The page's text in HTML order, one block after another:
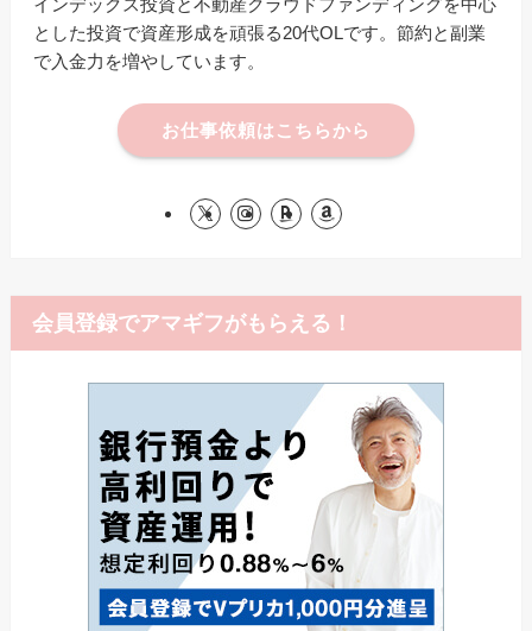
インデックス投資と不動産クラウドファンディングを中心
とした投資で資産形成を頑張る20代OLです。節約と副業
で入金力を増やしています。
お仕事依頼はこちらから
会員登録でアマギフがもらえる！